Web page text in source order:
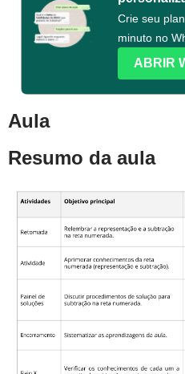
Crie seu
minuto no
ABRIR
Aula
Resumo da aula